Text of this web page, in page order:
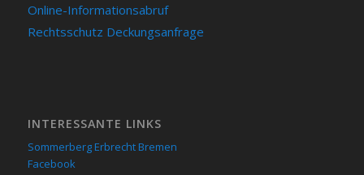
Online-Informationsabruf
Rechtsschutz Deckungsanfrage
INTERESSANTE LINKS
Sommerberg Erbrecht Bremen
Facebook